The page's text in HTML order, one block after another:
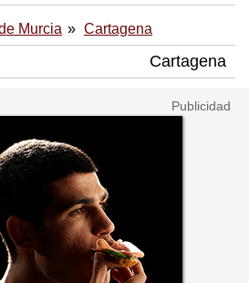
Murcia Cartagena
Cartagena